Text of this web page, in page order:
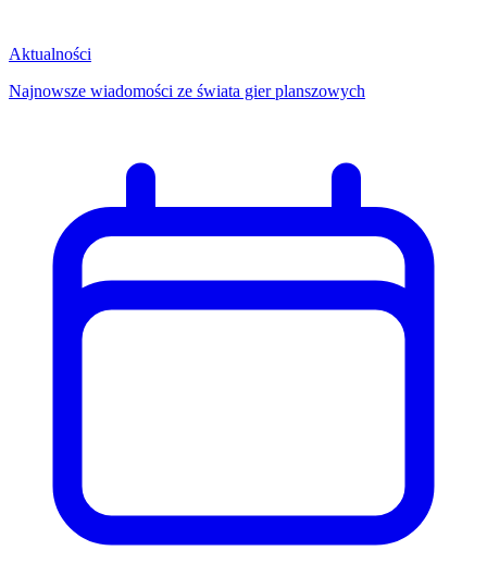
Aktualności
Najnowsze wiadomości ze świata gier planszowych